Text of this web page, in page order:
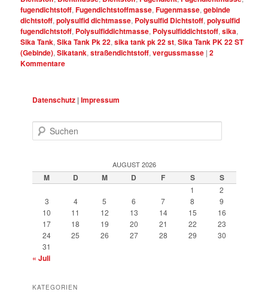
fugendichtstoff,Fugendichtstoffmasse,Fugenmasse,gebinde
dichtstoff,polysulfid dichtmasse, Polysulfid Dichtstoff,polysulfid
fugendichtstoff, Polysulfiddichtmasse, Polysulfiddichtstoff,sika,
Sika Tank,Sika Tank Pk 22,sika tank pk 22 st,Sika Tank PK 22 ST
(Gebinde),Sikatank,straßendichtstoff,vergussmasse |2
Kommentare
Datenschutz |Impressum
Suchen
AUGUST 2026
M D M D F S S
1
2
3
4 5 6 7 8
9
10
11 12 13 14 15
16
17
18 19 20 21 22
23
24
25 26 27 28 29
30
31
« Juli
KATEGORIEN